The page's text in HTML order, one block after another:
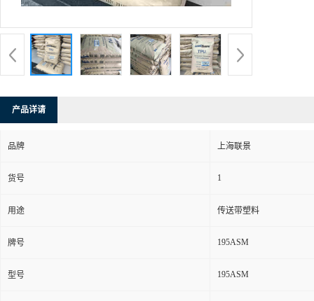
产品详请
品牌 上海联景
货号 1
用途 传送带塑料
牌号 195ASM
型号 195ASM